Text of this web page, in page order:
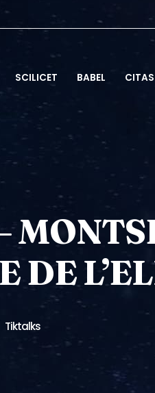
SCILICET BABEL CITAS
DE
Tiktalks